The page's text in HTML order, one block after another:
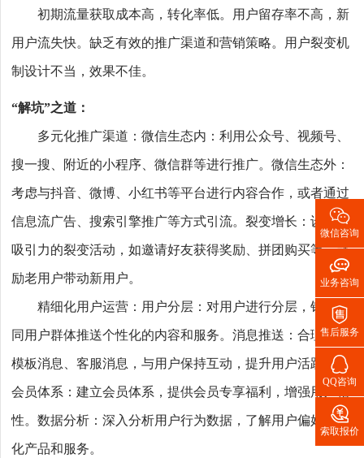
初期流量获取成本高，转化率低。用户留存率不高，新
用户流失快。缺乏有效的推广渠道和营销策略。用户裂变机
制设计不当，效果不佳。
“解坑”之道：
多元化推广渠道：微信生态内：利用公众号、视频号、
搜一搜、附近的小程序、微信群等进行推广。微信生态外：
考虑与抖音、微博、小红书等平台进行内容合作，或者通过
信息流广告、搜索引擎推广等方式引流。裂变增长：设计有
吸引力的裂变活动，如邀请好友获得奖励、拼团购买等，鼓
励老用户带动新用户。
精细化用户运营：用户分层：对用户进行分层，针对不
同用户群体推送个性化的内容和服务。消息推送：合理利用
模板消息、客服消息，与用户保持互动，提升用户活跃度。
会员体系：建立会员体系，提供会员专享福利，增强用户粘
性。数据分析：深入分析用户行为数据，了解用户偏好，优
化产品和服务。

微信咨询

业务咨询

售后服务

QQ咨询

索取报价